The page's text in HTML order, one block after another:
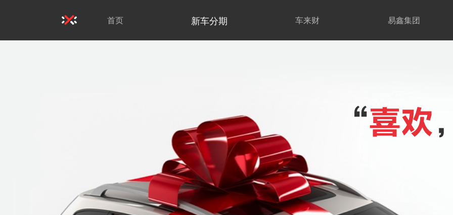
首页 新车分期 车来财 易鑫集团